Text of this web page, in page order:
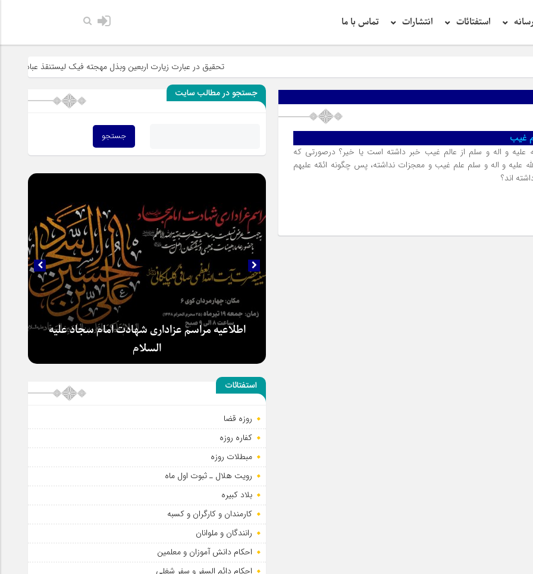
استفتائات انتشارات تماس با ما
تحقیق در عبارت زیارت اربعین وبذل مهجته فیک لیستنقذ عبادک من الجهاله
غیب
و اله و سلم از عالم غیب خبر داشته است یا خیر؟ درصورتى که
علیه و اله و سلم علم غیب و معجزات نداشته، پس چگونه ائمّه علیهم
اند؟
جستجو در مطالب سایت
اطلاعیه مراسم عزاداری شهادت امام سجاد علیه
السلام
استفتائات
روزه قضا
کفاره روزه
مبطلات روزه
رویت هلال ـ ثبوت اول ماه
بلاد کبیره
کارمندان و کارگران و کسبه
رانندگان و ملوانان
احکام دانش آموزان و معلمین
احکام دائم السفر و سفر شغلی